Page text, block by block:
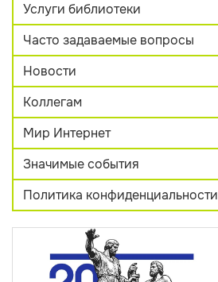
Услуги библиотеки
Часто задаваемые вопросы
Новости
Коллегам
Мир Интернет
Значимые события
Политика конфиденциальности